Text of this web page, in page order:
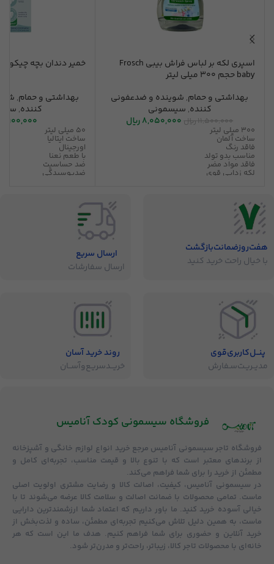
اسپری لکه بر لباس فراش بیبی Frosch
baby حجم 300 میلی لیتر
بهداشتی و حمام, شوینده و ضدعفونی
کننده, سیسمونی
11,500,000ریال 8,050,000ریال
300 میلی لیتر
ساخت آلمان
فاقد رنگ
مناسب بدو تولد
فاقد مواد مضر
لکه زدایی قوی
خمیر دندان بچه چیکو
بهداشتی و حمام,
کننده,
50 میلی لیتر
ساخت ایتالیا
اورجینال
با طعم نعنا
ضد حساسیت
ضدپوسیدگی
هفت‌روز‌ضمانت‌بازگشت
با خیال راحت خرید کنید
ارسال سریع
ارسال سفارشات
پنــل‌کاربری‌قوی
مدیــریـت‌سـفارش
روند خرید آسان
خریــد‌سریـع‌و‌آســان
فروشگاه‌ سیسمونی کودک آنامیس
فروشگاه تاجر سیسمونی آنامیس مرجع خرید انواع لوازم خانگی و آشپزخانه
از برندهای معتبر است که با تنوع بالا و قیمت مناسب، تجربه‌ای کامل و
مطمئن از خرید را برای شما فراهم می‌کند.
در سیسمونی آنامیس، کیفیت، اصالت کالا و رضایت مشتری اولویت اصلی
ماست. تمامی محصولات با ضمانت اصالت و سلامت کالا عرضه می‌شوند تا با
خیالی آسوده خرید کنید. ما باور داریم که اعتماد شما ارزشمندترین دارایی
ماست، به همین دلیل تلاش می‌کنیم تجربه‌ای مطمئن، ساده و لذت‌بخش از
خرید آنلاین و حضوری برای شما فراهم کنیم. هدف ما این است که هر
خانه‌ای با محصولات تاجر کالا، زیباتر، راحت‌تر و مدرن‌تر شود.